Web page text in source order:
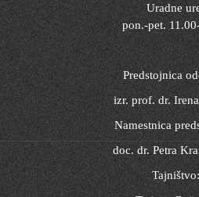
Uradne
pon.-pet.
Predstojnica
izr. prof. dr.
Namestnica
doc. dr. Petra
Tajništvo: